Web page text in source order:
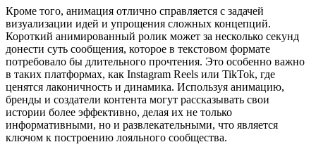
Кроме того, анимация отлично справляется с задачей
визуализации идей и упрощения сложных концепций.
Короткий анимированный ролик может за несколько секунд
донести суть сообщения, которое в текстовом формате
потребовало бы длительного прочтения. Это особенно важно
в таких платформах, как Instagram Reels или TikTok, где
ценятся лаконичность и динамика. Используя анимацию,
бренды и создатели контента могут рассказывать свои
истории более эффективно, делая их не только
информативными, но и развлекательными, что является
ключом к построению лояльного сообщества.